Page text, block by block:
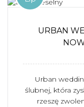
URBAN
Urban
ślubnej, która
rzeszę